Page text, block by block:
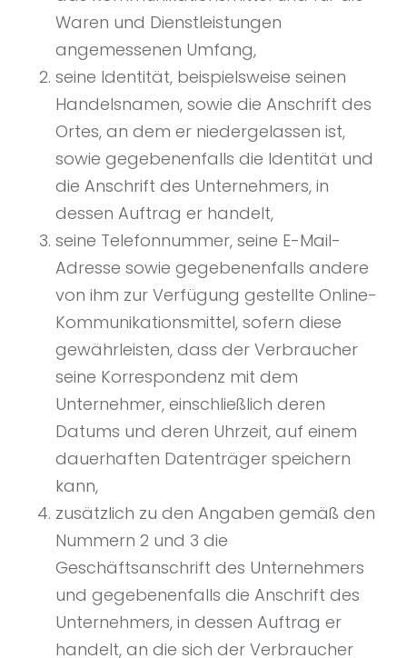
Waren und Dienstleistungen
angemessenen Umfang,
seine Identität, beispielsweise seinen
Handelsnamen, sowie die Anschrift des
Ortes, an dem er niedergelassen ist,
sowie gegebenenfalls die Identität und
die Anschrift des Unternehmers, in
dessen Auftrag er handelt,
seine Telefonnummer, seine E-Mail-
Adresse sowie gegebenenfalls andere
von ihm zur Verfügung gestellte Online-
Kommunikationsmittel, sofern diese
gewährleisten, dass der Verbraucher
seine Korrespondenz mit dem
Unternehmer, einschließlich deren
Datums und deren Uhrzeit, auf einem
dauerhaften Datenträger speichern
kann,
zusätzlich zu den Angaben gemäß den
Nummern 2 und 3 die
Geschäftsanschrift des Unternehmers
und gegebenenfalls die Anschrift des
Unternehmers, in dessen Auftrag er
handelt, an die sich der Verbraucher